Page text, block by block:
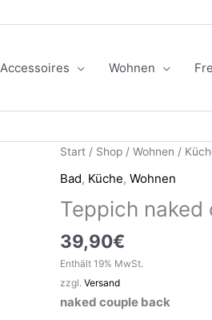
Accessoires Wohnen
Start / Shop / Wohnen /
Bad, Küche, Wohnen
Teppich
39,90€
Enthält 19% MwSt.
zzgl. Versand
naked couple back